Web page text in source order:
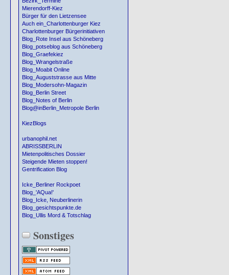
Mierendorff-Kiez
Bürger für den Lietzensee
Auch ein_Charlottenburger Kiez
Charlottenburger Bürgerinitiativen
Blog_Rote Insel aus Schöneberg
Blog_potseblog aus Schöneberg
Blog_Graefekiez
Blog_Wrangelstraße
Blog_Moabit Online
Blog_Auguststrasse aus Mitte
Blog_Modersohn-Magazin
Blog_Berlin Street
Blog_Notes of Berlin
Blog@inBerlin_Metropole Berlin
KiezBlogs
urbanophil.net
ABRISSBERLIN
Mietenpolitisches Dossier
Steigende Mieten stoppen!
Gentrification Blog
Icke_Berliner Rockpoet
Blog_'AQua!'
Blog_Icke, Neuberlinerin
Blog_gesichtspunkte.de
Blog_Ullis Mord & Totschlag
Sonstiges